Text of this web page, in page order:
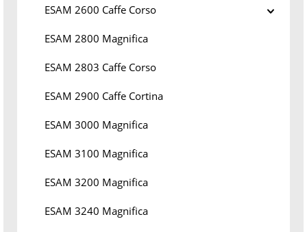
ESAM 2600 Caffe Corso
ESAM 2800 Magnifica
ESAM 2803 Caffe Corso
ESAM 2900 Caffe Cortina
ESAM 3000 Magnifica
ESAM 3100 Magnifica
ESAM 3200 Magnifica
ESAM 3240 Magnifica